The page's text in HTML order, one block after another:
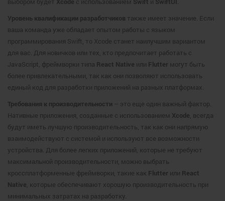
Уровень квалификации разработчиков также имеет значение. Если
ваша команда уже обладает опытом работы с языком
программирования Swift, то Xcode станет наилучшим вариантом
для вас. Для новичков или тех, кто предпочитает работать с
JavaScript, фреймворки типа React Native или Flutter могут быть
более привлекательными, так как они позволяют использовать
единый код для разработки приложений на разных платформах.
Требования к производительности – это еще один важный фактор.
Нативные приложения, созданные с использованием Xcode, всегда
будут иметь лучшую производительность, так как они напрямую
взаимодействуют с системой и используют все возможности
устройства. Для более легких приложений, которые не требуют
максимальной производительности, можно выбрать
кроссплатформенные фреймворки, такие как Flutter или React
Native, которые обеспечивают хорошую производительность при
минимальных затратах на разработку.